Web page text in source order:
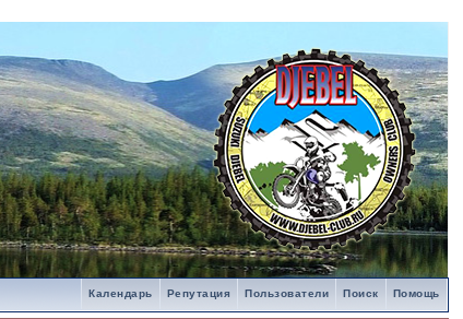
Помощь
Поиск
Пользователи
Репутация
Календарь